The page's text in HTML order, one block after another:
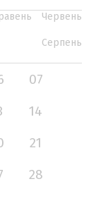
Червень
Серпень
07
14
21
28